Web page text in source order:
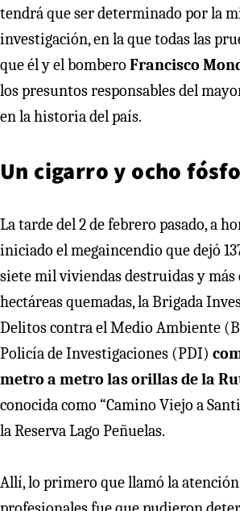
tendrá que ser determinado por la
investigación, en la que todas las
que él y el bombero Francisco
los presuntos responsables del
en la historia del país.
Un cigarro y ocho
La tarde del 2 de febrero pasado, a
iniciado el megaincendio que dejó
siete mil viviendas destruidas y más
hectáreas quemadas, la Brigada
Delitos contra el Medio Ambiente
Policía de Investigaciones (PDI)
metro a metro las orillas de la
conocida como “Camino Viejo a
la Reserva Lago Peñuelas.
Allí, lo primero que llamó la